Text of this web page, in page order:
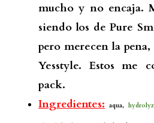
mucho y no encaja.
siendo los de Pure
pero merecen la
Yesstyle. Estos me
pack.
Ingredientes: aqua,